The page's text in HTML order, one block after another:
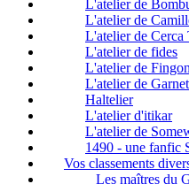
L'atelier de
L'atelier de
L'atelier de Cerca
L'atelier de fides
L'atelier de
L'atelier de Garnet
Haltelier
L'atelier d'itikar
L'atelier de
1490 - une fanfic
Vos classements
Les maîtres du